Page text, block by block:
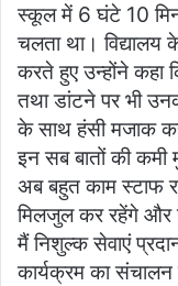
स्कूल में 6 घंटे 10
चलता था। विद्यालय
करते हुए उन्होंने
तथा डांटने पर भी
के साथ हंसी मजाक
इन सब बातों की
अब बहुत काम स्टाफ
मिलजुल कर रहेंगे और
मैं निशुल्क सेवाएं
कार्यक्रम का